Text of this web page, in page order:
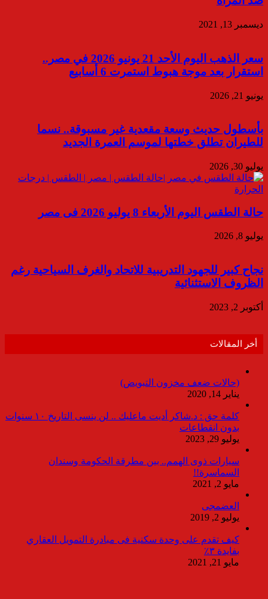
ديسمبر 13, 2021
سعر الذهب اليوم الأحد 21 يونيو 2026 في مصر..
استقرار بعد موجة هبوط استمرت 6 أسابيع
يونيو 21, 2026
بأسطول حديث وسعة مقعدية غير مسبوقة.. نسما
للطيران تطلق خطتها لموسم العمرة الجديد
يوليو 30, 2026
حالة الطقس اليوم الأربعاء 8 يوليو 2026 فى مصر
يوليو 8, 2026
نجاح كبير للجهود التدريبية للاتحاد والغرف السياحية رغم
الظروف الاستثنائية
أكتوبر 2, 2023
أخر المقالات
(حالات ضعف مخزون التبويض)
يناير 14, 2020
كلمة حق : د.شاكر أديت ماعليك .. لن ينسى التاريخ ١٠ سنوات
بدون انقطاعات
يوليو 29, 2023
سيارات ذوى الهمم.. بين مطرقة الحكومة وسندان
السماسرة!!
مايو 2, 2021
العضمجى
يوليو 2, 2019
كيف تقدم على وحدة سكنية فى مبادرة التمويل العقاري
بفايدة ٣٪
مايو 21, 2021